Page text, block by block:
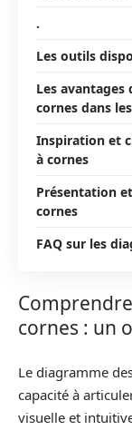
.
Les outils
Les avantages
cornes dans
Inspiration et
à cornes
Présentation
cornes
FAQ sur les
cornes : un
Le diagramme
capacité à
visuelle et